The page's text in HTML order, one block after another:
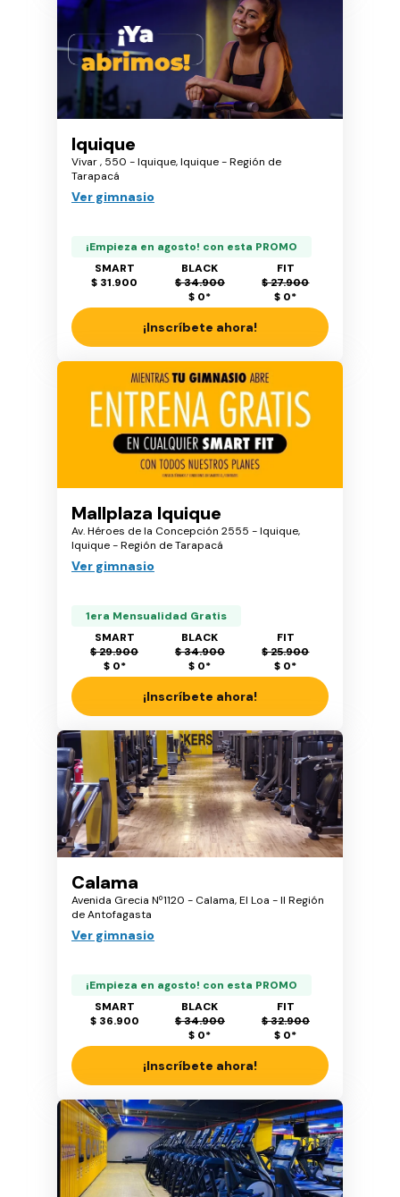
Iquique
Vivar , 550 - Iquique, Iquique - Región de
Tarapacá
Ver gimnasio
¡Empieza en agosto! con esta PROMO
SMART
$ 31.900
BLACK
$ 34.900
$ 0*
FIT
$ 27.900
$ 0*
¡Inscríbete ahora!
Mallplaza Iquique
Av. Héroes de la Concepción 2555 - Iquique,
Iquique - Región de Tarapacá
Ver gimnasio
1era Mensualidad Gratis
SMART
$ 29.900
$ 0*
BLACK
$ 34.900
$ 0*
FIT
$ 25.900
$ 0*
¡Inscríbete ahora!
Calama
Avenida Grecia Nº1120 - Calama, El Loa - II Región
de Antofagasta
Ver gimnasio
¡Empieza en agosto! con esta PROMO
SMART
$ 36.900
BLACK
$ 34.900
$ 0*
FIT
$ 32.900
$ 0*
¡Inscríbete ahora!